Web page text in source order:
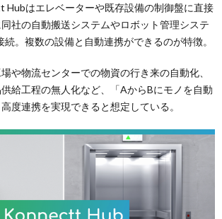
Hubはエレベーターや既存設備の制御盤に直接
社の自動搬送システムやロボット管理システ
。複数の設備と自動連携ができるのが特徴。
や物流センターでの物資の行き来の自動化、
給工程の無人化など、「AからBにモノを自動
度連携を実現できると想定している。